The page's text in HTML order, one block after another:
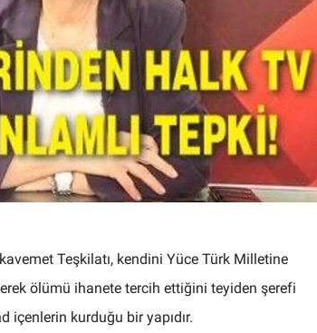
Teşkilatı, kendini Yüce Türk Milletine
ölümü ihanete tercih ettiğini teyiden şerefi
içenlerin kurduğu bir yapıdır.